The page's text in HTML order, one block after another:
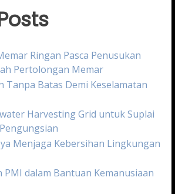
Ringan Pasca Penusukan
Pertolongan Memar
Tanpa Batas Demi Keselamatan
Harvesting Grid untuk Suplai
Menjaga Kebersihan Lingkungan
PMI dalam Bantuan Kemanusiaan